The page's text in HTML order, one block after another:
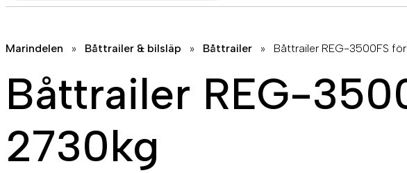
Marindelen » Båttrailer & bilsläp » Båttrailer » Båttrailer REG-3500FS
Båttrailer REG-
2730kg